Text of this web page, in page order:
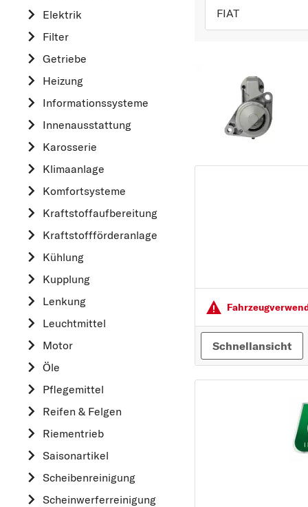
Elektrik
Filter
Getriebe
Heizung
Informationssysteme
Innenausstattung
Karosserie
Klimaanlage
Komfortsysteme
Kraftstoff­aufbereitung
Kraftstoff­förderanlage
Kühlung
Kupplung
Lenkung
Leuchtmittel
Motor
Öle
Pflegemittel
Reifen & Felgen
Riementrieb
Saisonartikel
Scheibenreinigung
Scheinwerferreinigung
FIAT
OPEL
MERCEDES-BENZ
FORD
D
DACIA
DAIHATSU
Schnellansicht